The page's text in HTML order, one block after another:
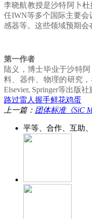
李晓航教授是沙特阿卜杜
任IWN等多个国际主要
感器等。这些领域预期会
第一作者
陆义，博士毕业于沙特
料、器件、物理的研究，
Elsevier, Springer等出版
路过雷人 握手鲜花鸡蛋
上一篇： 团体标准《SiC
平等、合作、互助